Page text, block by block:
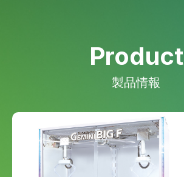
Product
製品情報